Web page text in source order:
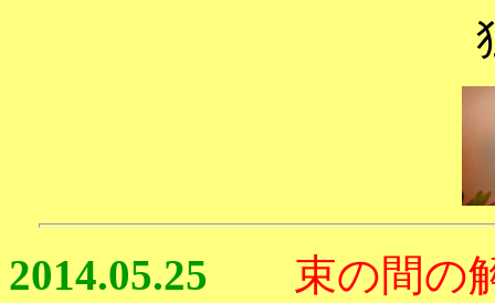
2014.05.25
束の間の